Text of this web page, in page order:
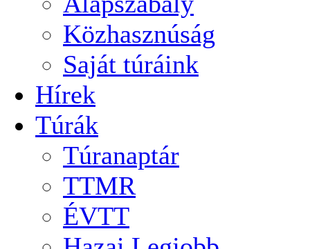
Közhasznúság
Saját túráink
Hírek
Túrák
Túranaptár
TTMR
ÉVTT